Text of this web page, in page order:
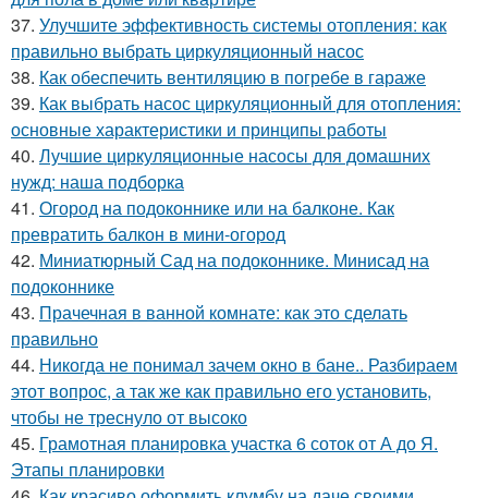
37. Улучшите эффективность системы отопления: как
правильно выбрать циркуляционный насос
38. Как обеспечить вентиляцию в погребе в гараже
39. Как выбрать насос циркуляционный для отопления:
основные характеристики и принципы работы
40. Лучшие циркуляционные насосы для домашних
нужд: наша подборка
41. Огород на подоконнике или на балконе. Как
превратить балкон в мини-огород
42. Миниатюрный Сад на подоконнике. Минисад на
подоконнике
43. Прачечная в ванной комнате: как это сделать
правильно
44. Никогда не понимал зачем окно в бане.. Разбираем
этот вопрос, а так же как правильно его установить,
чтобы не треснуло от высоко
45. Грамотная планировка участка 6 соток от А до Я.
Этапы планировки